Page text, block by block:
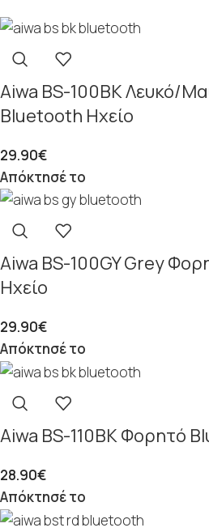
Aiwa BS-100BK Λευκό/
Bluetooth Ηχείο
29.90€
Απόκτησέ το
Aiwa BS-100GY Grey
Ηχείο
29.90€
Απόκτησέ το
Aiwa BS-110BK Φορητό
28.90€
Απόκτησέ το